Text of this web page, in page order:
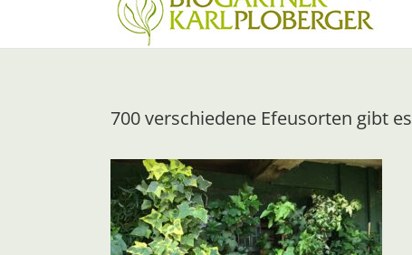
700 verschiedene Efeusorten gibt es